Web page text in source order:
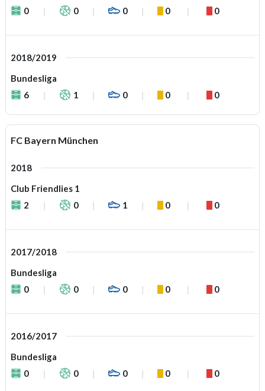
0
0 0 0 0
2018/2019
Bundesliga
6
1 0 0 0
FC Bayern München
2018
Club Friendlies 1
2
0 1 0 0
2017/2018
Bundesliga
0
0 0 0 0
2016/2017
Bundesliga
0
0 0 0 0